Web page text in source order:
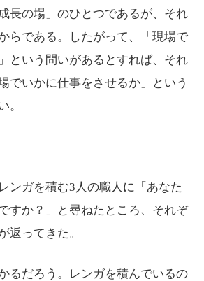
長の場」のひとつであるが、それ
らである。したがって、「現場で
という問いがあるとすれば、それ
でいかに仕事をさせるか」という
。
ンガを積む3人の職人に「あなた
すか？」と尋ねたところ、それぞ
返ってきた。
るだろう。レンガを積んでいるの